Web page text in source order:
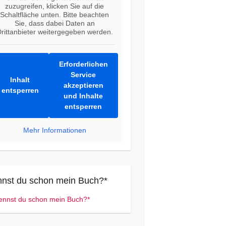
zuzugreifen, klicken Sie auf die
Schaltfläche unten. Bitte beachten
Sie, dass dabei Daten an
weitergegeben werden.
Inhalt
entsperren
Erforderlichen
Service
akzeptieren
und Inhalte
entsperren
Mehr Informationen
du schon mein Buch?*